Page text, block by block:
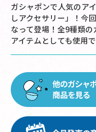
ガシャポンで人気のア
しアクセサリー」！今
なって登場！全9種類
アイテムとしても使用